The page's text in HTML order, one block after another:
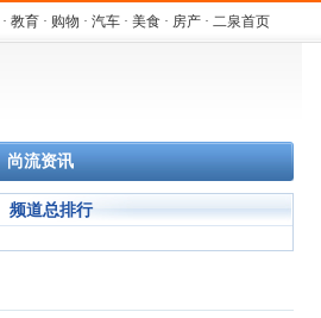
· 教育 · 购物 · 汽车 · 美食 · 房产 · 二泉首页
尚流资讯
频道总排行